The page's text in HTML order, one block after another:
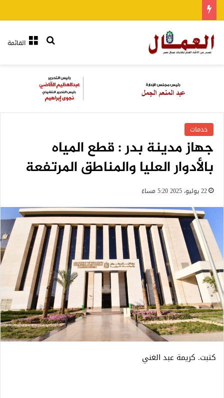
القائمةبحث عن
خدمات
جهاز مدينة بدر : قطع المياه
بالأدوار العليا والمناطق المرتفعة
22 يوليو، 2025 5:20 مساءً
كتبت. كريمة عبد الغني